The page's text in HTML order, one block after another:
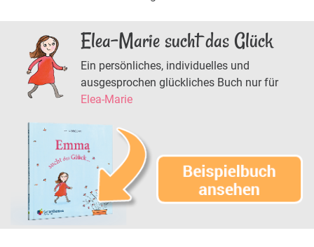
Elea-Marie sucht das Glück
Ein persönliches, individuelles und
ausgesprochen glückliches Buch nur für
Elea-Marie